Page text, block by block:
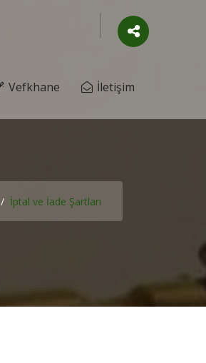
Vefkhane İletişim
İptal ve İade Şartları